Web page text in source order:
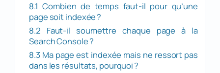
8.1 Combien de temps faut-il pour qu’une
page soit indexée ?
8.2 Faut-il soumettre chaque page à la
Search Console ?
8.3 Ma page est indexée mais ne ressort pas
dans les résultats, pourquoi ?